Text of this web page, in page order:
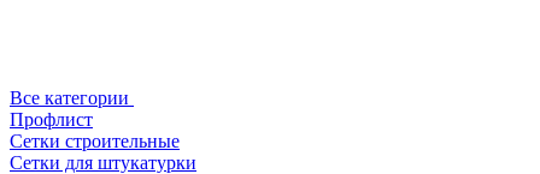
Все категории
Профлист
Сетки строительные
Сетки для штукатурки